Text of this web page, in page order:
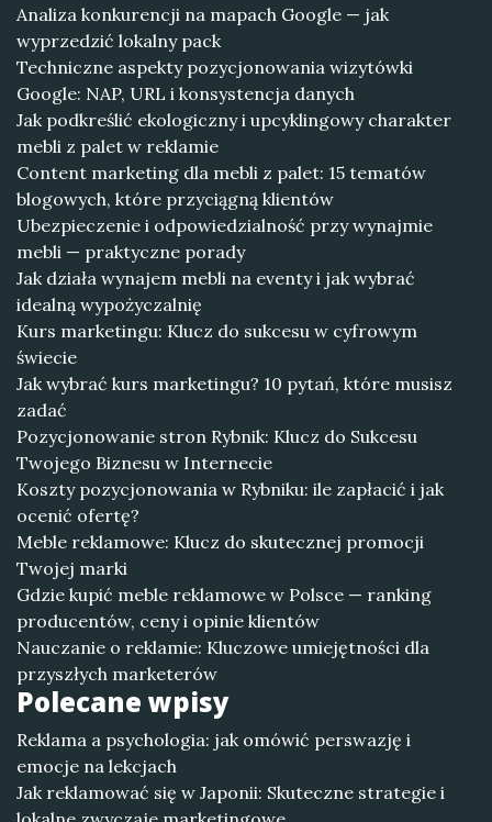
Analiza konkurencji na mapach Google — jak
wyprzedzić lokalny pack
Techniczne aspekty pozycjonowania wizytówki
Google: NAP, URL i konsystencja danych
Jak podkreślić ekologiczny i upcyklingowy charakter
mebli z palet w reklamie
Content marketing dla mebli z palet: 15 tematów
blogowych, które przyciągną klientów
Ubezpieczenie i odpowiedzialność przy wynajmie
mebli — praktyczne porady
Jak działa wynajem mebli na eventy i jak wybrać
idealną wypożyczalnię
Kurs marketingu: Klucz do sukcesu w cyfrowym
świecie
Jak wybrać kurs marketingu? 10 pytań, które musisz
zadać
Pozycjonowanie stron Rybnik: Klucz do Sukcesu
Twojego Biznesu w Internecie
Koszty pozycjonowania w Rybniku: ile zapłacić i jak
ocenić ofertę?
Meble reklamowe: Klucz do skutecznej promocji
Twojej marki
Gdzie kupić meble reklamowe w Polsce — ranking
producentów, ceny i opinie klientów
Nauczanie o reklamie: Kluczowe umiejętności dla
przyszłych marketerów
Polecane wpisy
Reklama a psychologia: jak omówić perswazję i
emocje na lekcjach
Jak reklamować się w Japonii: Skuteczne strategie i